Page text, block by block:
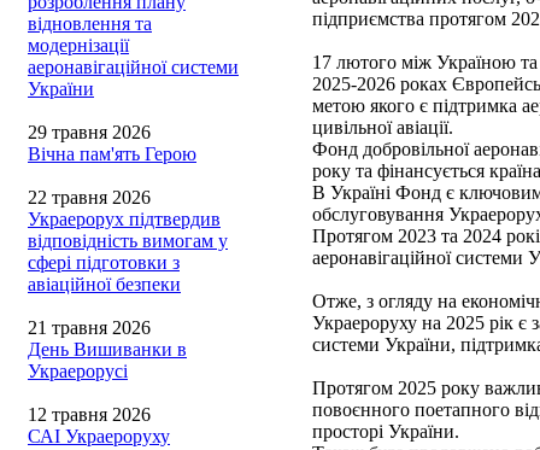
відновлення та
модернізації
аеронавігаційної системи
України
29 травня 2026
Вічна пам'ять Герою
22 травня 2026
Украерорух підтвердив
відповідність вимогам у
сфері підготовки з
авіаційної безпеки
21 травня 2026
День Вишиванки в
Украерорусі
12 травня 2026
САІ Украероруху
підприємства протягом
17 лютого між Україною
2025-2026 роках
метою якого є підтримка
цивільної авіації.
Фонд добровільної
року та фінансується
В Україні Фонд є
обслуговування
Протягом 2023 та 2024
аеронавігаційної системи
Отже, з огляду на
Украероруху на 2025 рік є
системи України,
Протягом 2025 року
повоєнного поетапного
просторі України.